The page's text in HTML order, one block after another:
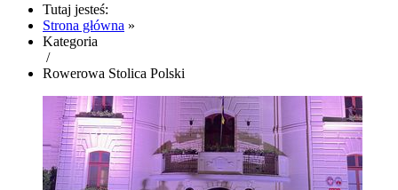
Tutaj jesteś:
Strona główna »
Kategoria
/
Rowerowa Stolica Polski